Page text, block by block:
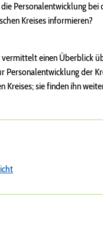
Personalentwicklung bei
Kreises informieren?
einen Überblick
Personalentwicklung der
Kreises; sie finden ihn